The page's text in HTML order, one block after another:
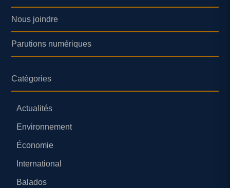
Nous joindre
Parutions numériques
Catégories
Actualités
Environnement
Économie
International
Balados